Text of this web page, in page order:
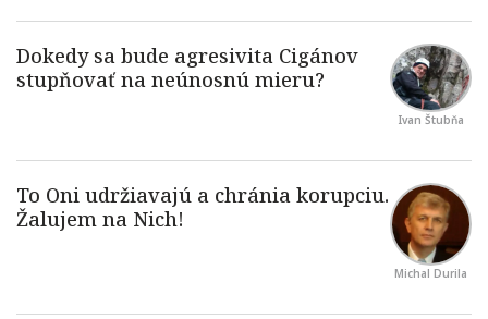
Ivan Štubňa
Michal Durila